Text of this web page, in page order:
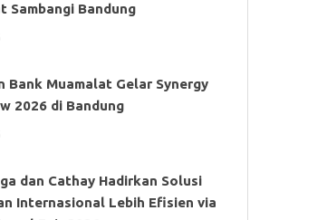
Sambangi Bandung
Bank Muamalat Gelar Synergy
2026 di Bandung
dan Cathay Hadirkan Solusi
Internasional Lebih Efisien via